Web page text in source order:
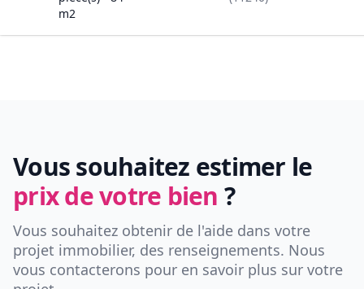
m2
Vous souhaitez estimer le
prix de votre bien ?
Vous souhaitez obtenir de l'aide dans votre
projet immobilier, des renseignements. Nous
vous contacterons pour en savoir plus sur votre